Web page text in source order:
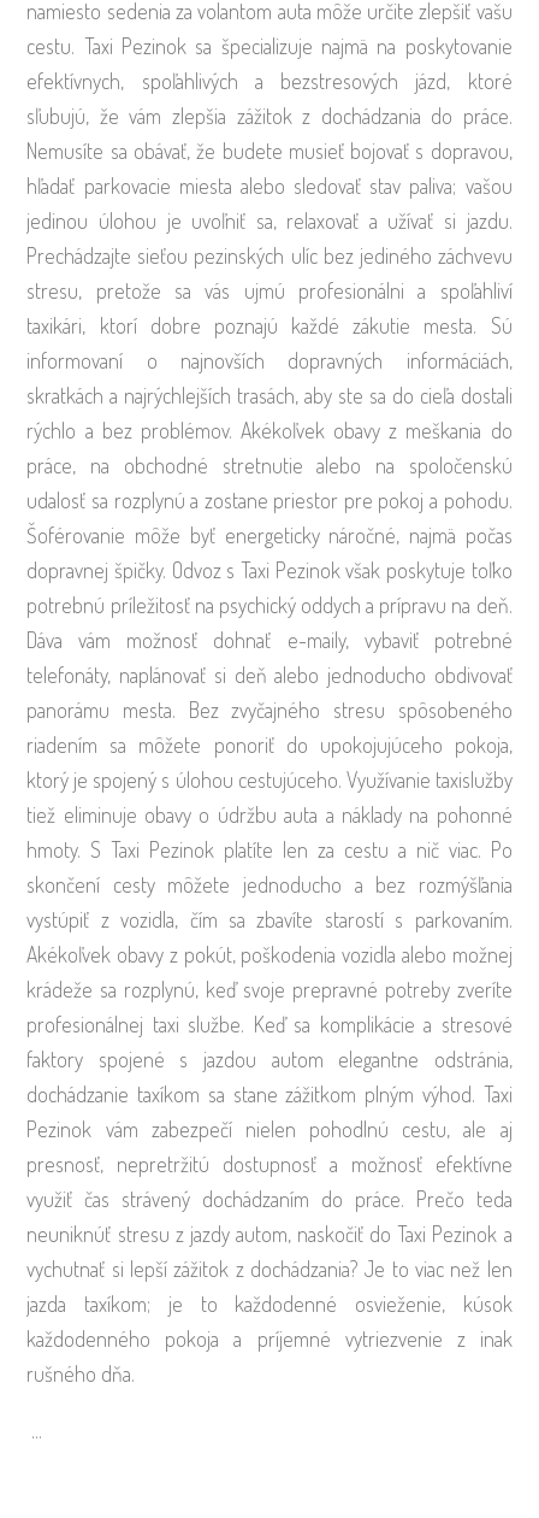
namiesto sedenia za volantom auta môže určite zlepšiť vašu
cestu. Taxi Pezinok sa špecializuje najmä na poskytovanie
efektívnych, spoľahlivých a bezstresových jázd, ktoré
sľubujú, že vám zlepšia zážitok z dochádzania do práce.
Nemusíte sa obávať, že budete musieť bojovať s dopravou,
hľadať parkovacie miesta alebo sledovať stav paliva; vašou
jedinou úlohou je uvoľniť sa, relaxovať a užívať si jazdu.
Prechádzajte sieťou pezinských ulíc bez jediného záchvevu
stresu, pretože sa vás ujmú profesionálni a spoľahliví
taxikári, ktorí dobre poznajú každé zákutie mesta. Sú
informovaní o najnovších dopravných informáciách,
skratkách a najrýchlejších trasách, aby ste sa do cieľa dostali
rýchlo a bez problémov. Akékoľvek obavy z meškania do
práce, na obchodné stretnutie alebo na spoločenskú
udalosť sa rozplynú a zostane priestor pre pokoj a pohodu.
Šoférovanie môže byť energeticky náročné, najmä počas
dopravnej špičky. Odvoz s Taxi Pezinok však poskytuje toľko
potrebnú príležitosť na psychický oddych a prípravu na deň.
Dáva vám možnosť dohnať e-maily, vybaviť potrebné
telefonáty, naplánovať si deň alebo jednoducho obdivovať
panorámu mesta. Bez zvyčajného stresu spôsobeného
riadením sa môžete ponoriť do upokojujúceho pokoja,
ktorý je spojený s úlohou cestujúceho. Využívanie taxislužby
tiež eliminuje obavy o údržbu auta a náklady na pohonné
hmoty. S Taxi Pezinok platíte len za cestu a nič viac. Po
skončení cesty môžete jednoducho a bez rozmýšľania
vystúpiť z vozidla, čím sa zbavíte starostí s parkovaním.
Akékoľvek obavy z pokút, poškodenia vozidla alebo možnej
krádeže sa rozplynú, keď svoje prepravné potreby zveríte
profesionálnej taxi službe. Keď sa komplikácie a stresové
faktory spojené s jazdou autom elegantne odstránia,
dochádzanie taxíkom sa stane zážitkom plným výhod. Taxi
Pezinok vám zabezpečí nielen pohodlnú cestu, ale aj
presnosť, nepretržitú dostupnosť a možnosť efektívne
využiť čas strávený dochádzaním do práce. Prečo teda
neuniknúť stresu z jazdy autom, naskočiť do Taxi Pezinok a
vychutnať si lepší zážitok z dochádzania? Je to viac než len
jazda taxíkom; je to každodenné osvieženie, kúsok
každodenného pokoja a príjemné vytriezvenie z inak
rušného dňa.
…